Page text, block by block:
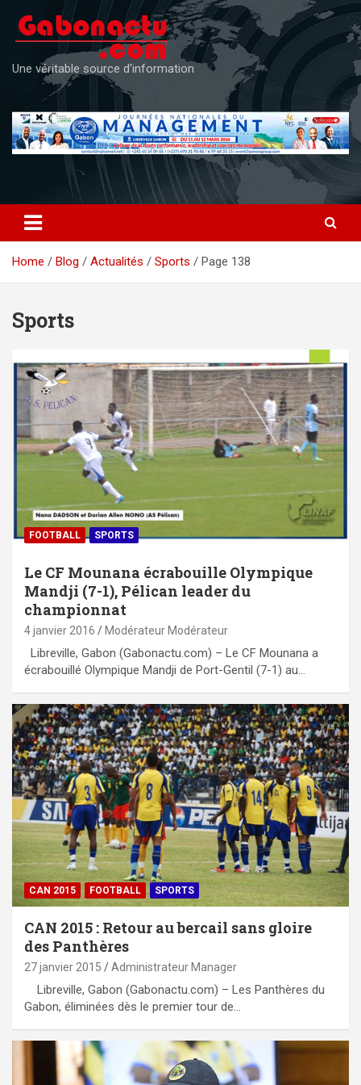
content
Une véritable source d'information
Home Blog Actualités Sports Page 138
Sports
FOOTBALL SPORTS
Le CF Mounana écrabouille Olympique
Mandji (7-1), Pélican leader du
championnat
4 janvier 2016 Modérateur Modérateur
Libreville, Gabon (Gabonactu.com) – Le CF Mounana a
écrabouillé Olympique Mandji de Port-Gentil (7-1) au…
CAN 2015 FOOTBALL SPORTS
CAN 2015 : Retour au bercail sans gloire
des Panthères
27 janvier 2015 Administrateur Manager
Libreville, Gabon (Gabonactu.com) – Les Panthères du
Gabon, éliminées dès le premier tour de…